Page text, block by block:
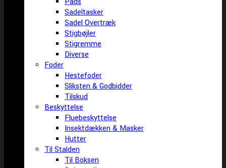
Sadeltasker
Sadel Overtræk
Stigbøjler
Stigremme
Diverse
Foder
Hestefoder
Sliksten & Godbidder
Tilskud
Beskyttelse
Fluebeskyttelse
Insektdækken & Masker
Hutter
Til Stalden
Til Boksen